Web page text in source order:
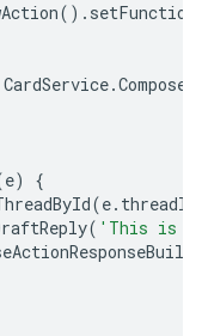
().
CardService.
e)
{
(e. threadId
( 'This is